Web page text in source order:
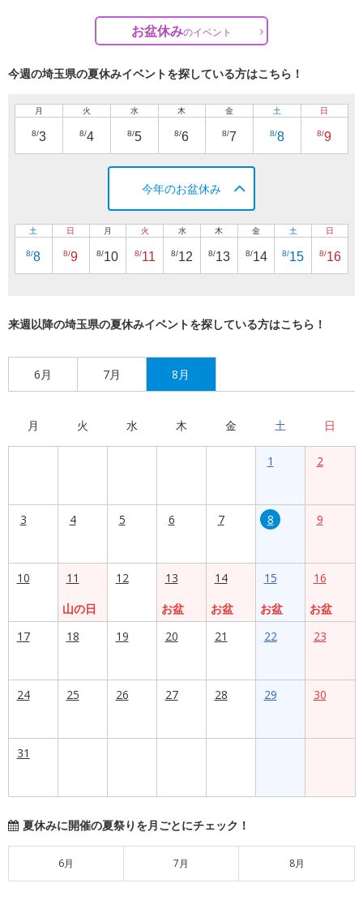
お盆休みのイベント
今週の埼玉県の夏休みイベントを探している方はこちら！
月
8/3
火
8/4
水
8/5
木
8/6
金
8/7
土
8/8
日
8/9
今年のお盆休み
土
8/8
日
8/9
月
8/10
火
8/11
水
8/12
木
8/13
金
8/14
土
8/15
日
8/16
来週以降の埼玉県の夏休みイベントを探している方はこちら！
6月 7月 8月
月 火 水 木 金 土 日
1 2
3 4 5 6 7 8 9
10
11
山の日
12
13
お盆
14
お盆
15
お盆
16
お盆
17
18 19 20 21 22 23
24 25 26 27 28 29 30
31
夏休みに開催の夏祭りを月ごとにチェック！
6月 7月 8月